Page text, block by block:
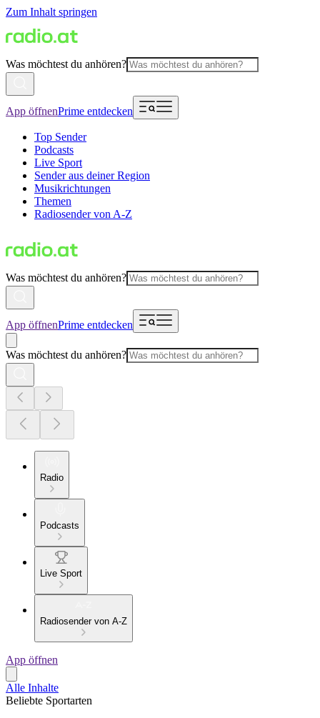
Zum Inhalt springen
Was möchtest du anhören?
App öffnenPrime entdecken
Top Sender
Podcasts
Live Sport
Sender aus deiner Region
Musikrichtungen
Themen
Radiosender von A-Z
Was möchtest du anhören?
App öffnenPrime entdecken
Was möchtest du anhören?
Radio
Podcasts
Live Sport
Radiosender von A-Z
App öffnen
Alle Inhalte
Beliebte Sportarten